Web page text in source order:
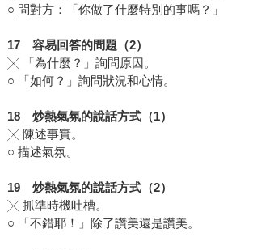
○ 問對方：「你做了什麼特別的事嗎？」
17 容易回答的問題（2）
╳ 「為什麼？」詢問原因。
○ 「如何？」詢問狀況和心情。
18 炒熱氣氛的說話方式（1）
╳ 陳述事實。
○ 描述氣氛。
19 炒熱氣氛的說話方式（2）
╳ 抓準時機吐槽。
○ 「不錯耶！」除了讚美還是讚美。